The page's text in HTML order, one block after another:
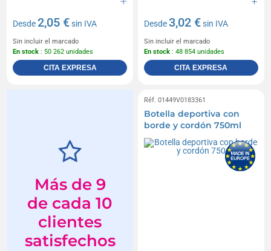
Desde2,05 €sin IVA
Sin incluir el marcado
En stock : 50 262 unidades
CITA EXPRESA
Desde3,02 €sin IVA
Sin incluir el marcado
En stock : 48 854 unidades
CITA EXPRESA
Más de 9
de cada 10
clientes
satisfechos
Réf. 01449V0183361
Botella deportiva con
borde y cordón 750ml